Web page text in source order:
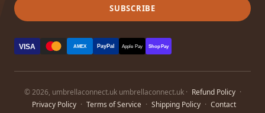
SUBSCRIBE
VISA AMEX PayPal Apple Pay Shop Pay
© 2026, umbrellaconnect.uk umbrellaconnect.uk · Refund Policy ·
Privacy Policy · Terms of Service · Shipping Policy · Contact